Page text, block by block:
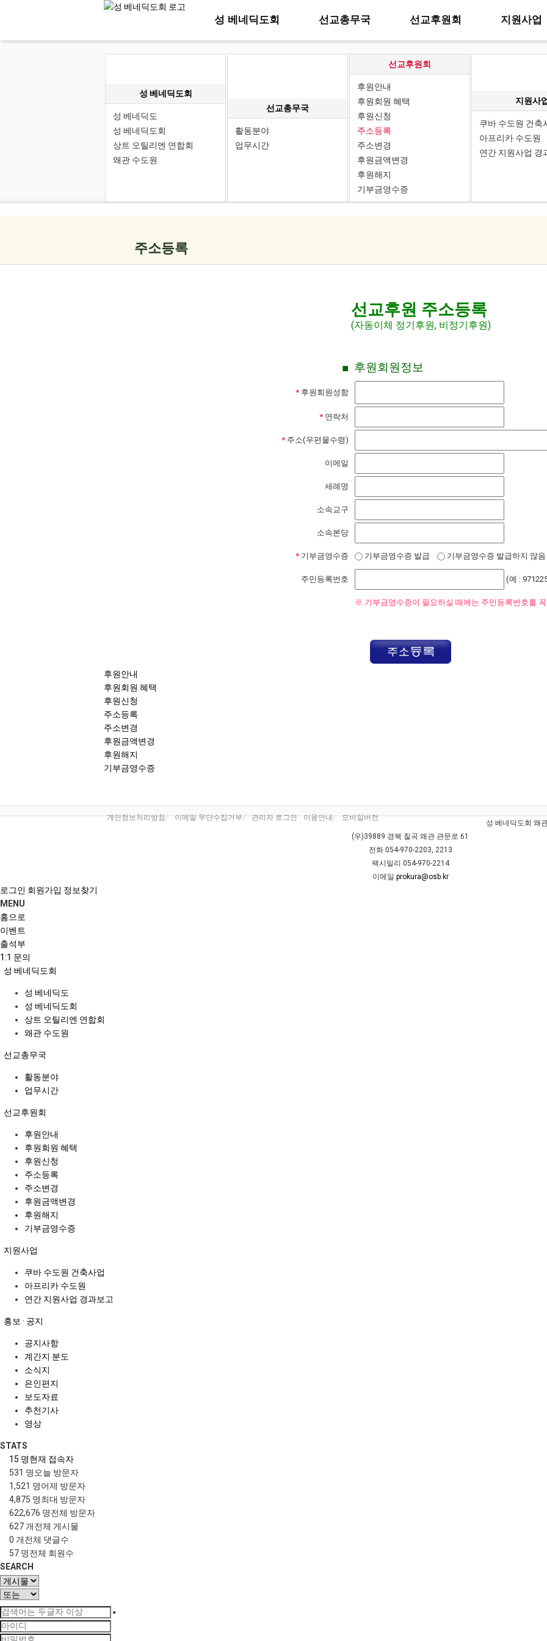
성 베네딕도회 선교총무국 선교후원회 지원사업
성 베네딕도회
성 베네딕도
성 베네딕도회
상트 오틸리엔 연합회
왜관 수도원
선교총무국
활동분야
업무시간
선교후원회
후원안내
후원회원 혜택
후원신청
주소등록
주소변경
후원금액변경
후원해지
기부금영수증
지원사업
쿠바 수도원 건축
아프리카 수도원
연간 지원사업 경
주소등록
선교후원 주소등록
(자동이체 정기후원, 비정기후원)
■ 후원회원정보
* 후원회원성함
* 연락처
* 주소(우편물수령)
이메일
세례명
소속교구
소속본당
* 기부금영수증 기부금영수증 발급 기부금영수증 발급하지 않음
주민등록번호 (예 :
※ 기부금영수증이 필요하실 때에는 주민등록번호를
후원안내
후원회원 혜택
후원신청
주소등록
주소변경
후원금액변경
후원해지
기부금영수증
개인정보처리방침 이메일 무단수집거부 관리자 로그인 이용안내 모바일버전
성 베네딕도회 왜
(우)39889 경북 칠곡 왜관 관문로 61
전화 054-970-2203, 2213
팩시밀리 054-970-2214
이메일 prokura@osb.kr
로그인 회원가입 정보찾기
MENU
홈으로
이벤트
출석부
1:1 문의
성 베네딕도회
성 베네딕도
성 베네딕도회
상트 오틸리엔 연합회
왜관 수도원
선교총무국
활동분야
업무시간
선교후원회
후원안내
후원회원 혜택
후원신청
주소등록
주소변경
후원금액변경
후원해지
기부금영수증
지원사업
쿠바 수도원 건축사업
아프리카 수도원
연간 지원사업 경과보고
홍보 · 공지
공지사항
계간지 분도
소식지
은인편지
보도자료
추천기사
영상
STATS
15 명현재 접속자
531 명 오늘 방문자
1,521 명어제 방문자
4,875 명최대 방문자
622,676 명전체 방문자
627 개전체 게시물
0 개전체 댓글수
57 명전체 회원수
SEARCH